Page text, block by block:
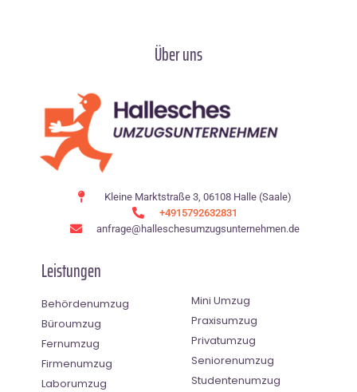
Über uns
Kleine Marktstraße 3, 06108 Halle (Saale)
+4915792632831
anfrage@halleschesumzugsunternehmen.de
Leistungen
Behördenumzug
Büroumzug
Fernumzug
Firmenumzug
Laborumzug
Mini Umzug
Praxisumzug
Privatumzug
Seniorenumzug
Studentenumzug